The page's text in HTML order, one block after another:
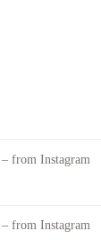
from Instagram
from Instagram